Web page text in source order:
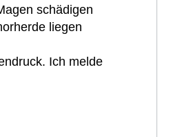
schädigen
liegen
Ich melde